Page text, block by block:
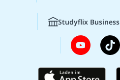
Studyflix Business